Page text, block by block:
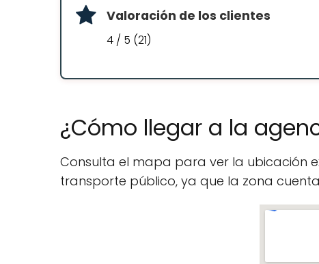
Valoración de los clientes
4 / 5 (21)
¿Cómo llegar a la
Consulta el mapa para ver la ubicación
transporte público, ya que la zona